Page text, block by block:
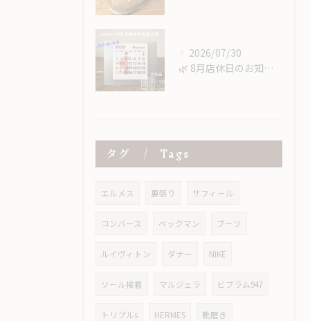
2026/07/30
​🌿 8月店休日のお知らせ 🌿
タグ Tags
エルメス 裏張り サフィール
コンバース ベックマン ブーツ
ルイヴィトン ダナー NIKE
ソール接着 マルジェラ ビブラム947
トリプルs HERMES 靴磨き